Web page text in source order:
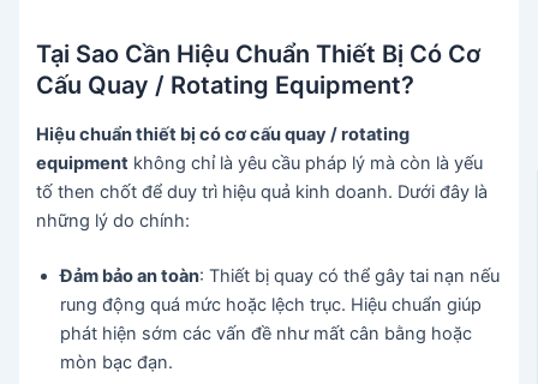
Tại Sao Cần Hiệu Chuẩn Thiết Bị Có Cơ
Cấu Quay / Rotating Equipment?
Hiệu chuẩn thiết bị có cơ cấu quay / rotating
equipment không chỉ là yêu cầu pháp lý mà còn là yếu
tố then chốt để duy trì hiệu quả kinh doanh. Dưới đây là
những lý do chính:
Đảm bảo an toàn: Thiết bị quay có thể gây tai nạn nếu
rung động quá mức hoặc lệch trục. Hiệu chuẩn giúp
phát hiện sớm các vấn đề như mất cân bằng hoặc
mòn bạc đạn.